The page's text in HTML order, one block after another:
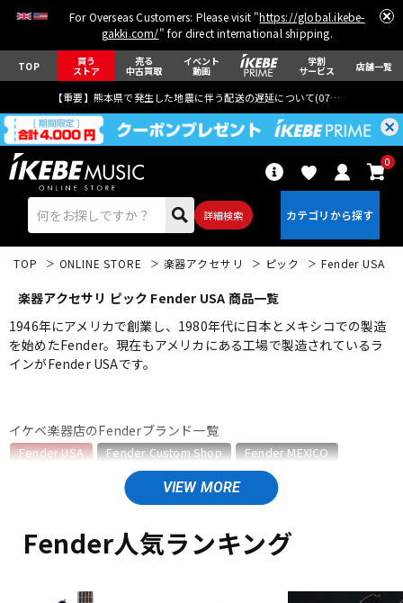
For Overseas Customers: Please visit "https://global.ikebe-
gakki.com/" for direct international shipping.
TOP 買う
ストア
売る
中古買取
イベント
動画
学割
サービス 店舗一覧
【重要】熊本県で発生した地震に伴う配送の遅延について(07月29日
詳細検索
0
エレキギター
ベース
パーカッション
キーボード 電子ピアノ
TOP ONLINE STORE 楽器アクセサリ ピック Fender USA
楽器アクセサリ ピック Fender USA 商品一覧
1946年にアメリカで創業し、1980年代に日本とメキシコでの製造
を始めたFender。現在もアメリカにある工場で製造されているラ
インがFender USAです。
イケベ楽器店のFenderブランド一覧
Fender USA Fender Custom Shop
Fender MEXICO
Fender Made in Japan
Fender Standard Series
Fender Japan
Fender USAのカテゴリ
エレキギター/テレキャスター・TLタイプ
Fender人気ランキング